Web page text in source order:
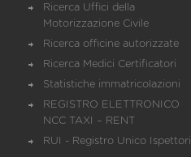
Ricerca Uffici della
Motorizzazione Civile
Ricerca officine autorizzate
Ricerca Medici Certificatori
Statistiche immatricolazioni
REGISTRO ELETTRONICO
NCC TAXI – RENT
RUI - Registro Unico Ispettori